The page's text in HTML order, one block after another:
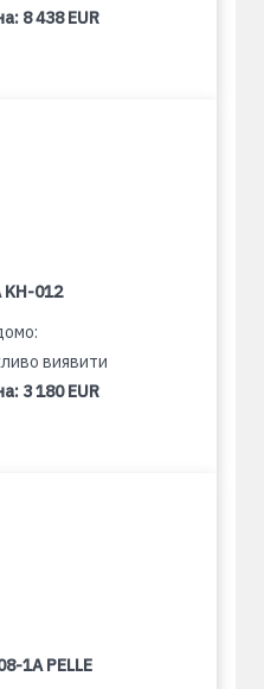
8 438 EUR
KH-012
виявити
3 180 EUR
1A PELLE